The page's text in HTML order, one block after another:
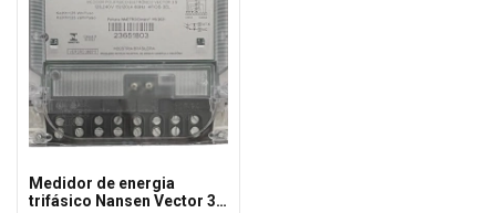
Medidor de energia
trifásico Nansen Vector 3